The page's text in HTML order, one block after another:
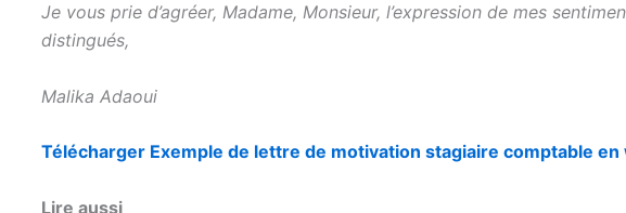
Je vous prie d’agréer, Madame, Monsieur, l’expression de mes
distingués,
Malika Adaoui
Télécharger Exemple de lettre de motivation stagiaire comptable en
Lire aussi